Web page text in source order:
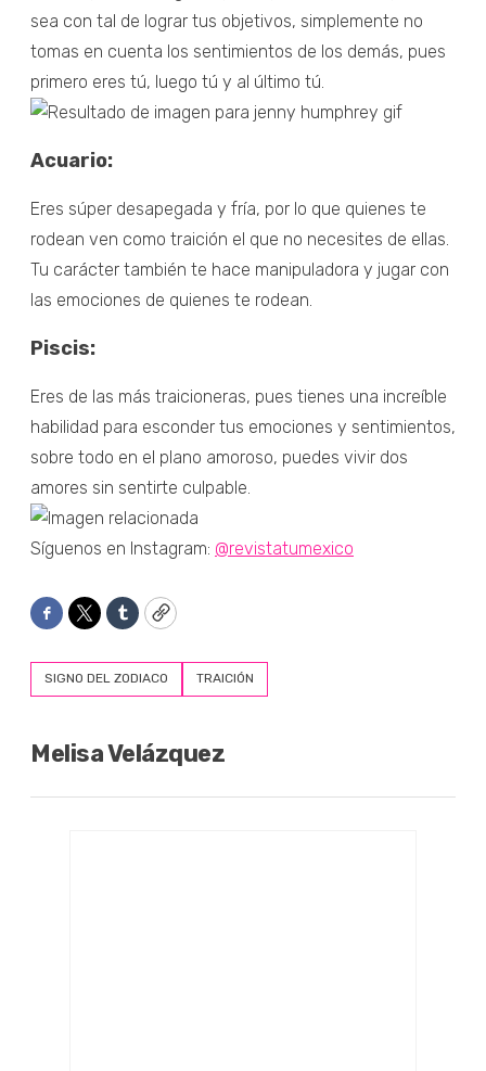
sea con tal de lograr tus objetivos, simplemente no
tomas en cuenta los sentimientos de los demás, pues
primero eres tú, luego tú y al último tú.
Acuario:
Eres súper desapegada y fría, por lo que quienes te
rodean ven como traición el que no necesites de ellas.
Tu carácter también te hace manipuladora y jugar con
las emociones de quienes te rodean.
Piscis:
Eres de las más traicioneras, pues tienes una increíble
habilidad para esconder tus emociones y sentimientos,
sobre todo en el plano amoroso, puedes vivir dos
amores sin sentirte culpable.
Síguenos en Instagram: @revistatumexico
Facebook
TwitterTumblrCopy
SIGNO DEL ZODIACO TRAICIÓN
Melisa Velázquez